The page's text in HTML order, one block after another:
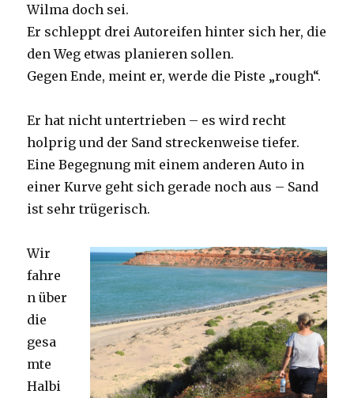
Wilma doch sei.
Er schleppt drei Autoreifen hinter sich her, die
den Weg etwas planieren sollen.
Gegen Ende, meint er, werde die Piste „rough“.
Er hat nicht untertrieben – es wird recht
holprig und der Sand streckenweise tiefer.
Eine Begegnung mit einem anderen Auto in
einer Kurve geht sich gerade noch aus – Sand
ist sehr trügerisch.
Wir
fahre
n über
die
gesa
mte
Halbi